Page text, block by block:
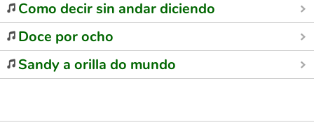
Como decir sin andar diciendo
Doce por ocho
Sandy a orilla do mundo